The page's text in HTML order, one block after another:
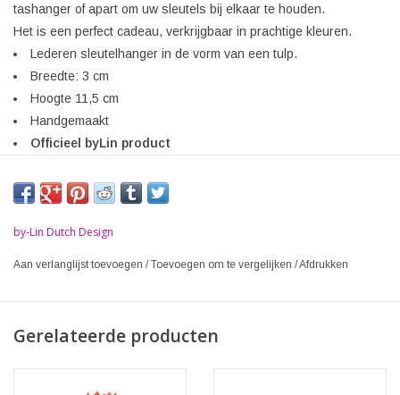
tashanger of apart om uw sleutels bij elkaar te houden.
Het is een perfect cadeau, verkrijgbaar in prachtige kleuren.
Lederen sleutelhanger in de vorm van een tulp.
Breedte: 3 cm
Hoogte 11,5 cm
Handgemaakt
Officieel byLin product
by-Lin Dutch Design
Aan verlanglijst toevoegen /Toevoegen om te vergelijken /Afdrukken
Gerelateerde producten